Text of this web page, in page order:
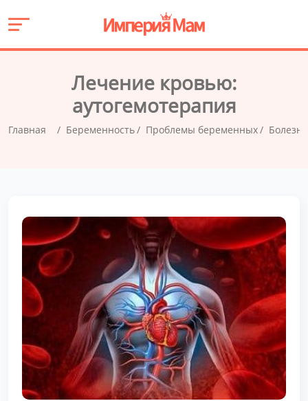
Лечение кровью:
аутогемотерапия
Главная Беременность Проблемы беременных